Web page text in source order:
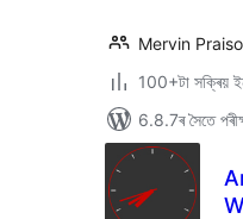
Mervin
100+টা সক্ৰিয়
6.8.7ৰ সৈতে